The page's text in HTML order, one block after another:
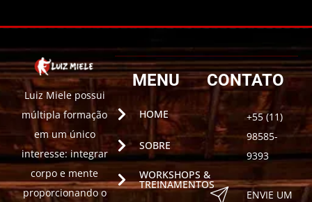
Luiz Miele possui
múltipla formação
em um único
interesse: integrar
corpo e mente
proporcionando o
MENU
HOME
SOBRE
WORKSHOPS &
TREINAMENTOS
CONTATO
+55 (11)
98585-
9393
ENVIE UM